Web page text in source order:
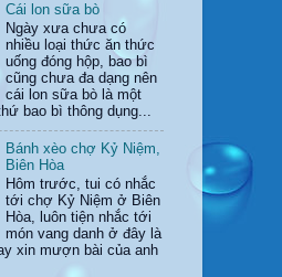
Cái lon sữa bò
Ngày xưa chưa có
nhiều loại thức ăn thức
uống đóng hộp, bao bì
cũng chưa đa dạng nên
cái lon sữa bò là một
bao bì thông dụng...
Bánh xèo chợ Kỷ Niệm,
Biên Hòa
Hôm trước, tui có nhắc
tới chợ Kỷ Niệm ở Biên
Hòa, luôn tiện nhắc tới
món vang danh ở đây là
xin mượn bài của anh